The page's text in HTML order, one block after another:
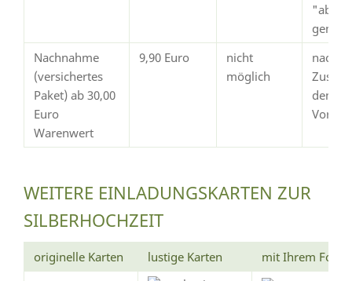
Nachnahme
(versichertes
Paket) ab 30,00
Euro
Warenwert
9,90 Euro
nicht
möglich
nach
dem
WEITERE EINLADUNGSKARTEN ZUR
SILBERHOCHZEIT
originelle Karten lustige Karten mit Ihrem Foto